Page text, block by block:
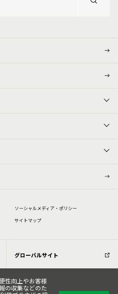
ソーシャルメディア・ポリシー
サイトマップ
グローバルサイト
性向上やお客様
の収集などのた